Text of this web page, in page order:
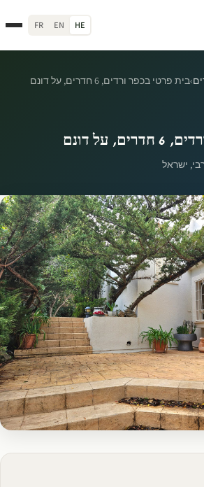
HE
EN
FR
›בית פרטי בכפר ורדים, 6 חדרים, על דונם
על דונם
ישראל